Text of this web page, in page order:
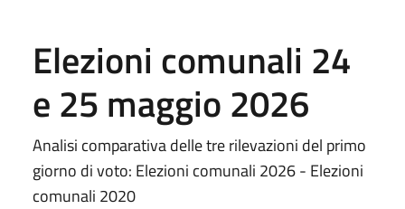
Elezioni comunali 24
e 25 maggio 2026
Analisi comparativa delle tre rilevazioni del primo
giorno di voto: Elezioni comunali 2026 - Elezioni
comunali 2020